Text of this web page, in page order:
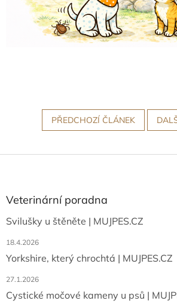
PŘEDCHOZÍ ČLÁNEK
aVeterinární poradna
Svilušky u štěněte | MUJPES.CZ
18.4.2026
Yorkshire, který chrochtá | MUJPES.CZ
27.1.2026
Cystické močové kameny u psů |